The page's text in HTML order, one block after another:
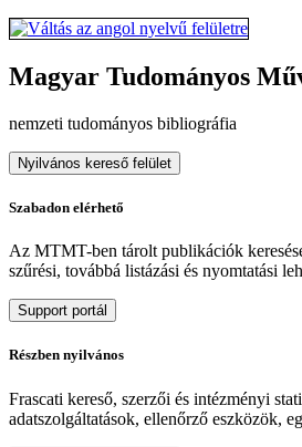
Magyar Tudományos
nemzeti tudományos bibliográfia
Nyilvános kereső felület
Szabadon elérhető
Az MTMT-ben tárolt publikációk
szűrési, továbbá listázási és nyomtatási
Support portál
Részben nyilvános
Frascati kereső, szerzői és intézményi
adatszolgáltatások, ellenőrző eszközök,